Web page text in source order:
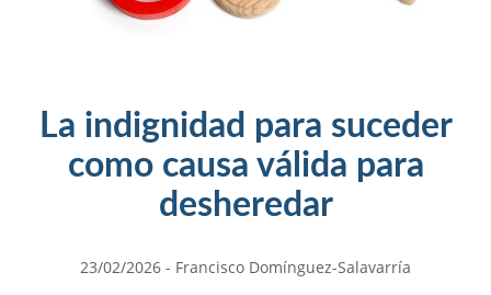
La indignidad para suceder
como causa válida para
desheredar
23/02/2026 - Francisco Domínguez-Salavarría